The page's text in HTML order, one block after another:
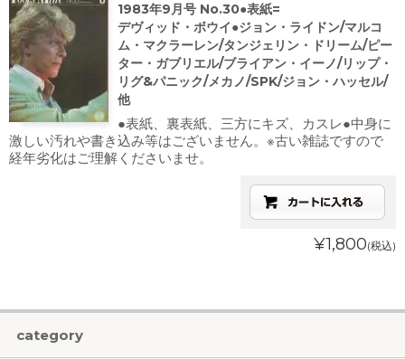
1983年9月号 No.30●表紙=
デヴィッド・ボウイ●ジョン・ライドン/マルコ
ム・マクラーレン/タンジェリン・ドリーム/ピー
ター・ガブリエル/ブライアン・イーノ/リップ・
リグ&パニック/メカノ/SPK/ジョン・ハッセル/
他
●表紙、裏表紙、三方にキズ、カスレ●中身に
激しい汚れや書き込み等はございません。※古い雑誌ですので
経年劣化はご理解くださいませ。
¥1,800(税込)
category